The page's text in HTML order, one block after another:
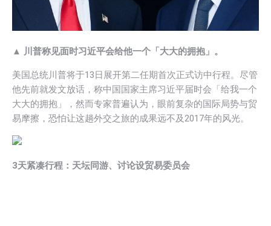
▲ 川普称见面时习近平会给他一个「大大的拥抱」。
美国总统川普将于13日展开第二任期首次正式访中行程。尽管
他先前就发文放话，称中国国家主席习近平届时会「给我一个
大大的拥抱」，然而专家普遍认为，眼前复杂的国际局势与贸
易摩擦，恐怕让这趟外交之旅的成果远不及2017年的风光。
3天紧凑行程：天坛同游、讨论设贸易委员会